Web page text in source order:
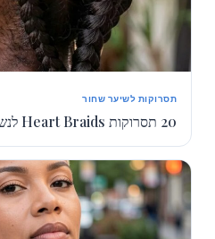
תסרוקות לשיער שחור
20 תסרוקות Heart Braids לנשים שחורות